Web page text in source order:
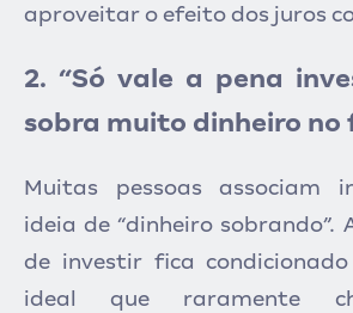
aproveitar o efeito dos juros
2. “Só vale a pena
sobra muito dinheiro no
Muitas pessoas associam
ideia de “dinheiro sobrando”.
de investir fica
ideal que raramente